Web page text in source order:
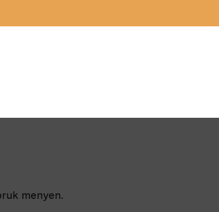
menyen.